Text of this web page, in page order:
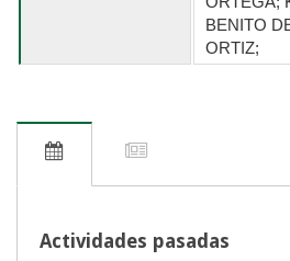
BENITO
ORTIZ;
Actividades pasadas